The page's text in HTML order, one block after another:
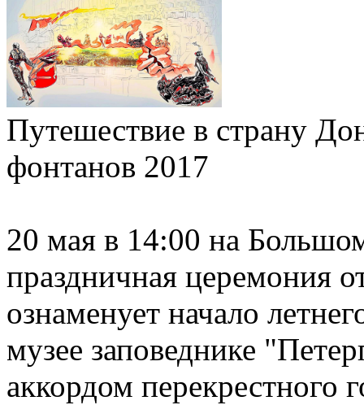
Путешествие в страну
фонтанов 2017
20 мая в 14:00 на
праздничная церемония
ознаменует начало
музее заповеднике
аккордом перекрестного